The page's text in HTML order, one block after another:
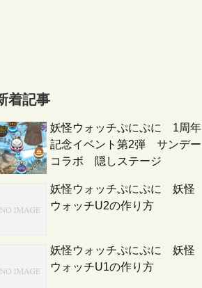
着記事
妖怪ウォッチぷにぷに 1周年
記念イベント第2弾 サンデー
コラボ 隠しステージ
妖怪ウォッチぷにぷに 妖怪
ウォッチU2の作り方
妖怪ウォッチぷにぷに 妖怪
ウォッチU1の作り方